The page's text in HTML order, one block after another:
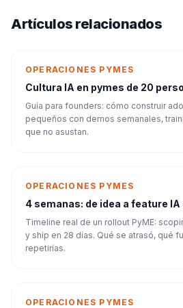
Artículos relacionados
OPERACIONES PYMES
Cultura IA en pymes de 20
Guía para founders: cómo construir
pequeños con demos semanales,
que no asustan.
OPERACIONES PYMES
4 semanas: de idea a feature
Timeline real de un rollout PyME:
y ship en 28 días. Qué se atrasó, qué
repetirías.
OPERACIONES PYMES